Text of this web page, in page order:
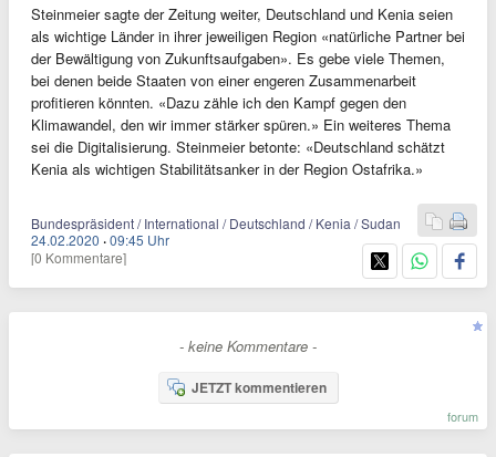
Steinmeier sagte der Zeitung weiter, Deutschland und Kenia seien
als wichtige Länder in ihrer jeweiligen Region «natürliche Partner bei
der Bewältigung von Zukunftsaufgaben». Es gebe viele Themen,
bei denen beide Staaten von einer engeren Zusammenarbeit
profitieren könnten. «Dazu zähle ich den Kampf gegen den
Klimawandel, den wir immer stärker spüren.» Ein weiteres Thema
sei die Digitalisierung. Steinmeier betonte: «Deutschland schätzt
Kenia als wichtigen Stabilitätsanker in der Region Ostafrika.»
Bundespräsident / International / Deutschland / Kenia / Sudan
24.02.2020 ·09:45 Uhr
[0 Kommentare]
- keine Kommentare -
JETZT kommentieren
forum